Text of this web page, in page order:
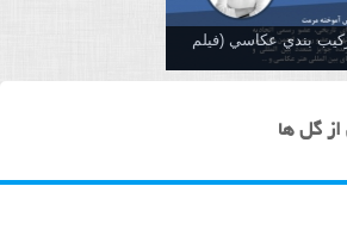
بندي عكاسي (فیلم
گل ها